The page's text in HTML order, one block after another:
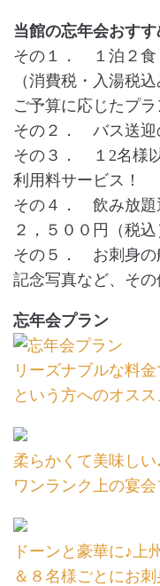
当館の忘年会おすす
その１． １泊２食
（消費税・入湯税込
ご予算に応じたプラ
その２． バス送迎
その３． １2名様
利用料サービス！
その４． 飲み放題
２，５００円（税
その５． お刺身の
記念写真など、その
忘年会プラン
リーズナブルな料
という方へのオス
柔らかくて美味しい
ワンランク上の宴
ドーンと豪華に♪上
＆８名様ごとにお